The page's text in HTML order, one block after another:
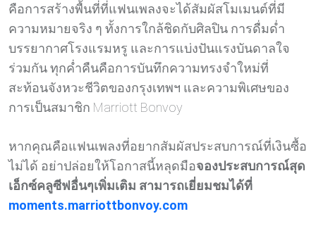
คือการสร้างพื้นที่ที่แฟนเพลงจะได้สัมผัสโมเมนต์ที่มี
ความหมายจริง ๆ ทั้งการใกล้ชิดกับศิลปิน การดื่มด่ำ
บรรยากาศโรงแรมหรู และการแบ่งปันแรงบันดาลใจ
ร่วมกัน ทุกค่ำคืนคือการบันทึกความทรงจำใหม่ที่
สะท้อนจังหวะชีวิตของกรุงเทพฯ และความพิเศษของ
การเป็นสมาชิก Marriott Bonvoy
หากคุณคือแฟนเพลงที่อยากสัมผัสประสบการณ์ที่เงินซื้อ
ไม่ได้ อย่าปล่อยให้โอกาสนี้หลุดมือจองประสบการณ์สุด
เอ็กซ์คลูซีฟอื่นๆเพิ่มเติม สามารถเยี่ยมชมได้ที่
moments.marriottbonvoy.com